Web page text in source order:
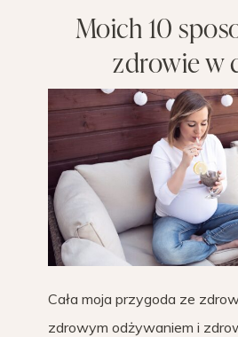
Moich 10
zdrowie w
Cała moja przygoda ze
zdrowym odżywaniem i